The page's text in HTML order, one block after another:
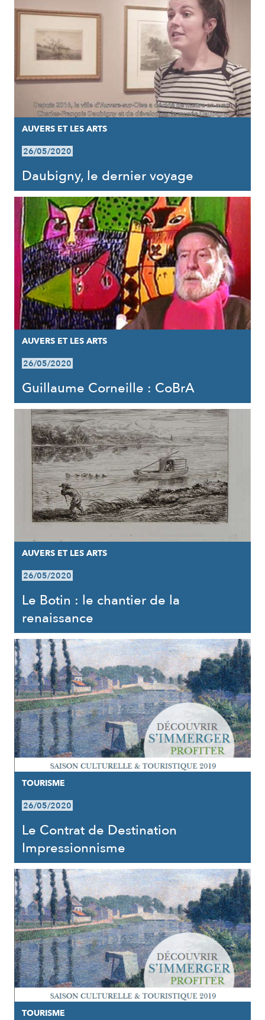
AUVERS ET LES ARTS
26/05/2020
Daubigny, le dernier voyage
AUVERS ET LES ARTS
26/05/2020
Guillaume Corneille : CoBrA
AUVERS ET LES ARTS
26/05/2020
Le Botin : le chantier de la
renaissance
TOURISME
26/05/2020
Le Contrat de Destination
Impressionnisme
TOURISME